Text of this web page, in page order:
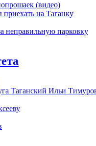
(видео)
на Таганку
неправильную парковку
Таганский Ильи